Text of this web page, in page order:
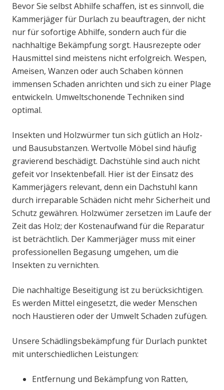
Bevor Sie selbst Abhilfe schaffen, ist es sinnvoll, die
Kammerjäger für Durlach zu beauftragen, der nicht
nur für sofortige Abhilfe, sondern auch für die
nachhaltige Bekämpfung sorgt. Hausrezepte oder
Hausmittel sind meistens nicht erfolgreich. Wespen,
Ameisen, Wanzen oder auch Schaben können
immensen Schaden anrichten und sich zu einer Plage
entwickeln. Umweltschonende Techniken sind
optimal.
Insekten und Holzwürmer tun sich gütlich an Holz-
und Bausubstanzen. Wertvolle Möbel sind häufig
gravierend beschädigt. Dachstühle sind auch nicht
gefeit vor Insektenbefall. Hier ist der Einsatz des
Kammerjägers relevant, denn ein Dachstuhl kann
durch irreparable Schäden nicht mehr Sicherheit und
Schutz gewähren. Holzwümer zersetzen im Laufe der
Zeit das Holz; der Kostenaufwand für die Reparatur
ist beträchtlich. Der Kammerjäger muss mit einer
professionellen Begasung umgehen, um die
Insekten zu vernichten.
Die nachhaltige Beseitigung ist zu berücksichtigen.
Es werden Mittel eingesetzt, die weder Menschen
noch Haustieren oder der Umwelt Schaden zufügen.
Unsere Schädlingsbekämpfung für Durlach punktet
mit unterschiedlichen Leistungen:
Entfernung und Bekämpfung von Ratten,